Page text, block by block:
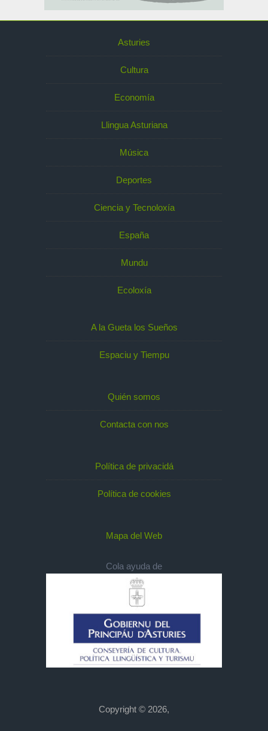
Asturies
Cultura
Economía
Llingua Asturiana
Música
Deportes
Ciencia y Tecnoloxía
España
Mundu
Ecoloxía
A la Gueta los Sueños
Espaciu y Tiempu
Quién somos
Contacta con nos
Política de privacidá
Política de cookies
Mapa del Web
Cola ayuda de
Copyright © 2026,